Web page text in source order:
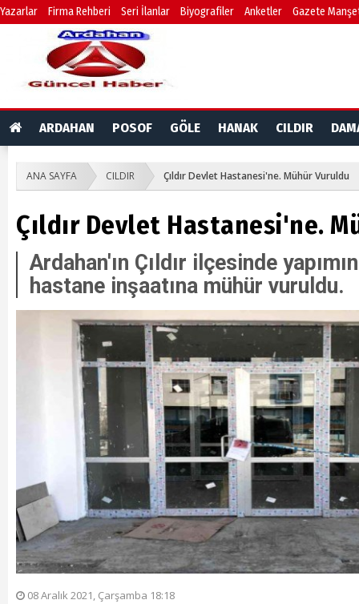
Yazarlar Firma Rehberi Seri İlanlar Biyografiler Anketler Gazete
ARDAHAN POSOF GÖLE HANAK CILDIR
ANA SAYFA CILDIR Çıldır Devlet Hastanesi'ne. Mühür Vuruldu
Çıldır Devlet Hastanesi'ne.
Ardahan'ın Çıldır ilçesinde
hastane inşaatına mühür vuruldu.
08 Aralık 2021, Çarşamba 18:18